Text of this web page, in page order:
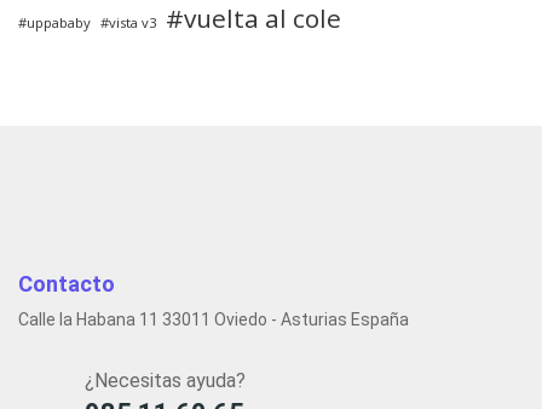
uppababy vista v3 vuelta al cole
Contacto
Calle la Habana 11 33011 Oviedo - Asturias España
¿Necesitas ayuda?